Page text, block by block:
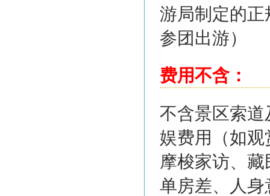
游局制定的
参团出游）
费用不含：
不含景区索
娱费用（如
摩梭家访、
单房差、人